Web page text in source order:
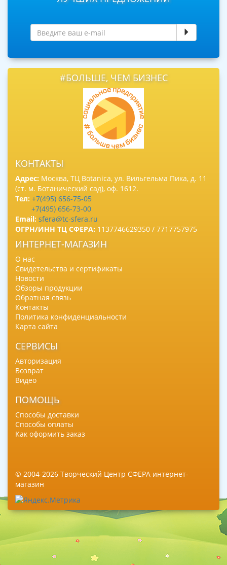
#БОЛЬШЕ, ЧЕМ БИЗНЕС
КОНТАКТЫ
Адрес: Москва, ТЦ Botanica, ул. Вильгельма Пика, д. 11
(ст. м. Ботанический сад), оф. 1612.
Тел: +7(495) 656-75-05
+7(495) 656-73-00
Email: sfera@tc-sfera.ru
ОГРН/ИНН ТЦ СФЕРА: 1137746629350 / 7717757975
ИНТЕРНЕТ-МАГАЗИН
О нас
Свидетельства и сертификаты
Новости
Обзоры продукции
Обратная связь
Контакты
Политика конфиденциальности
Карта сайта
СЕРВИСЫ
Авторизация
Возврат
Видео
ПОМОЩЬ
Способы доставки
Способы оплаты
Как оформить заказ
© 2004-2026 Творческий Центр СФЕРА интернет-
магазин